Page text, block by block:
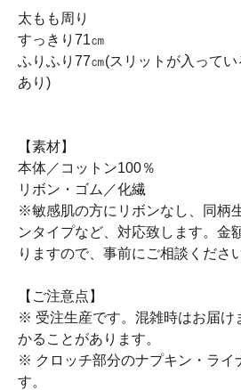
太もも周り
すっきり71㎝
ふりふり77㎝(スリットが入って
あり)
【素材】
本体／コットン100％
リボン・ゴム／化繊
※敏感肌の方にリボンなし、同柄
ンタイプなど、対応致します。金
りますので、事前にご相談ください
【ご注意点】
※ 受注生産です。混雑時はお届け
かることがあります。
※ クロッチ部分のナプキン・ライ
す。